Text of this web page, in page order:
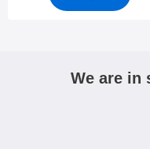
We are in